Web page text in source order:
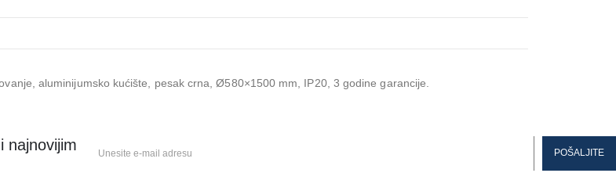
aluminijumsko kućište, pesak crna, Ø580×1500 mm, IP20, 3 godine garancije.
najnovijim